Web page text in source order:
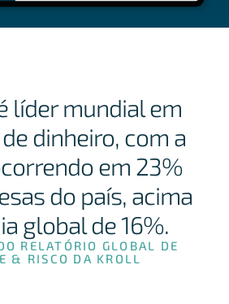
líder mundial em
dinheiro, com a
em 23%
do país, acima
global de 16%.
RELATÓRIO GLOBAL DE
& RISCO DA KROLL